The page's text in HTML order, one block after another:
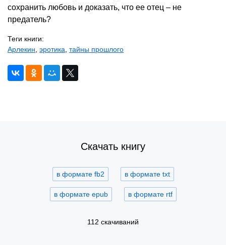
сохранить любовь и доказать, что ее отец – не
предатель?
Теги книги:
Арлекин эротика тайны прошлого
Скачать книгу
в формате fb2 в формате txt
в формате epub в формате rtf
112 скачиваний